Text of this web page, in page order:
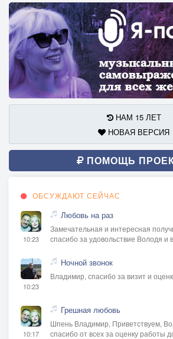
НАМ 15 ЛЕТ
НОВАЯ ВЕРСИЯ
ПОМОЩЬ
ОБСУЖДАЮТ СЕЙЧАС
10:23
Любовь на раз
Замечательная и интересная
спасибо за удовольствие Володя и
10:23
Ночной звонок
Владимир, спасибо за визит и
10:17
Грешная любовь
Шпень Владимир, Приветствуем,
спасибо от всех за оценку работы